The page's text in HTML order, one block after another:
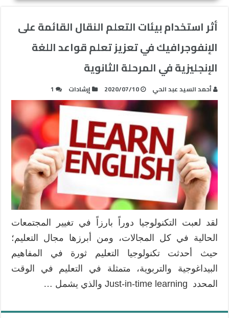
أثر استخدام بيئات التعلم النقال القائمة على
الإنفوجرافيك في تعزيز تعلم قواعد اللغة
الإنجليزية في المرحلة الثانوية
أحمد السيد عبد الحي 2020/07/10 إرشادات 1
لقد لعبت التكنولوجيا دوراً بارزاً في تغيير المجتمعات
الحالية في كل المجالات، ومن أبرزها مجال التعليم؛
حيث أحدثت تكنولوجيا التعليم ثورة في المفاهيم
البيداغوجية والتربوية، متمثلة في التعليم في الوقت
المحدد Just-in-time learning والذي يشمل …